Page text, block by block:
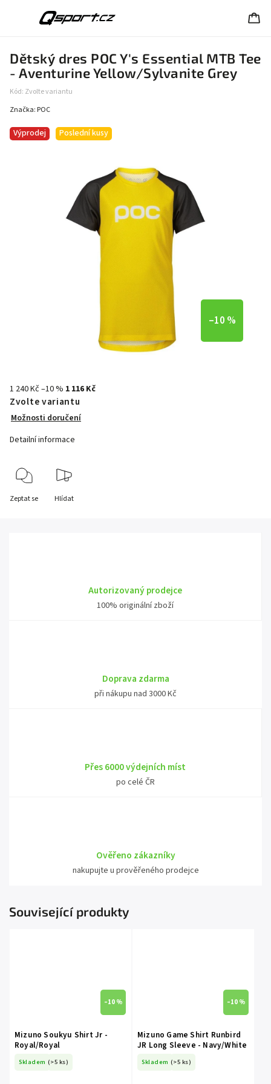
Dětský dres POC Y's Essential MTB Tee
- Aventurine Yellow/Sylvanite Grey
Kód: Zvolte variantu
Výprodej Poslední kusy
Značka: POC
–10 %
1 240 Kč–10 % 1 116 Kč
Zvolte variantu
Možnosti doručení
Detailní informace
Zeptat se Hlídat
Autorizovaný prodejce
100% originální zboží
Doprava zdarma
při nákupu nad 3000 Kč
Přes 6000 výdejních míst
po celé ČR
Ověřeno zákazníky
nakupujte u prověřeného prodejce
Související produkty
–10 %
Mizuno Soukyu Shirt Jr -
Royal/Royal
Skladem (>5 ks)
–10 %
Mizuno Game Shirt Runbird
JR Long Sleeve - Navy/White
Skladem (>5 ks)